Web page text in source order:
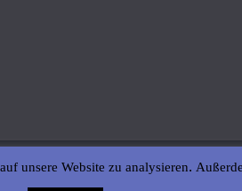
unsere Website zu analysieren.